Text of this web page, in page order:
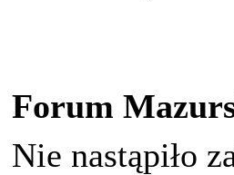
Forum
Nie nastąpiło